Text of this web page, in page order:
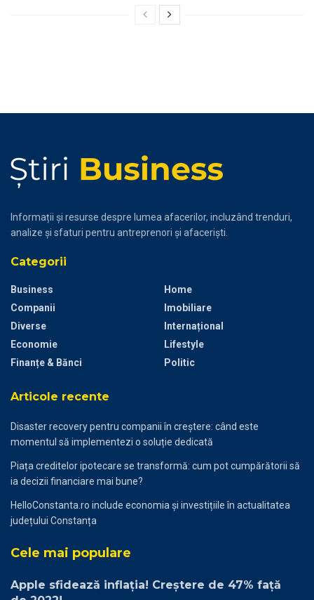
Informații și resurse despre lumea afacerilor, incluzând trenduri,
analize și sfaturi pentru antreprenori și afaceriști.
Categorii
Business
Companii
Diverse
Economie
Finanțe & Bănci
Home
Imobiliare
Internațional
Lifestyle
Politic
Articole recente
Disaster recovery pentru companii în creștere: când este
momentul să implementezi o soluție dedicată
Piața creditelor ipotecare se transformă: cum pot cumpărătorii să
ia decizii financiare mai bune?
HelloConstanta.ro include economia și investițiile în actualitatea
județului Constanța
Cele mai populare
Apple sfidează inflaţia! Creştere de 47% față